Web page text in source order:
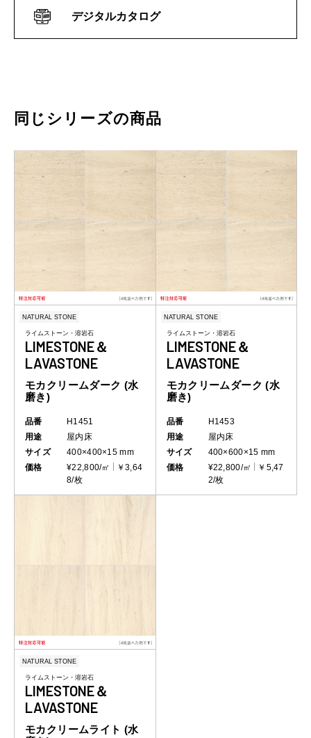
デジタルカタログ
同じシリーズの商品
NATURAL STONE
ライムストーン・溶岩石
LIMESTONE＆
LAVASTONE
モカクリームダーク (水
磨き)
品番
H1451
用途
屋内床
サイズ
400×400×15 mm
価格
¥22,800/㎡
￥3,64
8/枚
NATURAL STONE
ライムストーン・溶岩石
LIMESTONE＆
LAVASTONE
モカクリームダーク (水
磨き)
品番
H1453
用途
屋内床
サイズ
400×600×15 mm
価格
¥22,800/㎡
￥5,47
2/枚
NATURAL STONE
ライムストーン・溶岩石
LIMESTONE＆
LAVASTONE
モカクリームライト (水